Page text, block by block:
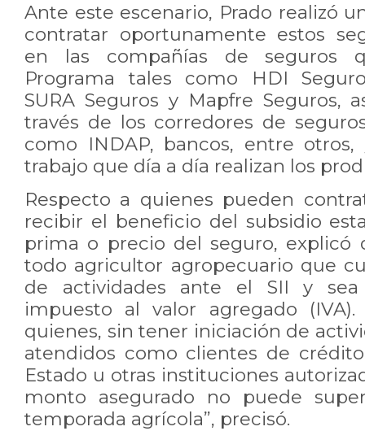
Ante este escenario, Prado realizó
contratar oportunamente estos
en las compañías de seguros
Programa tales como HDI
SURA Seguros y Mapfre Seguros,
través de los corredores de
como INDAP, bancos, entre
trabajo que día a día realizan los
Respecto a quienes pueden
recibir el beneficio del subsidio
prima o precio del seguro, explicó
todo agricultor agropecuario que
de actividades ante el SII y
impuesto al valor agregado (IVA).
quienes, sin tener iniciación de
atendidos como clientes de
Estado u otras instituciones
monto asegurado no puede
temporada agrícola”, precisó.